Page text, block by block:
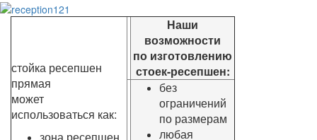
стойка ресепшен
прямая
может
использоваться как:
зона ресепшен
Наши
возможности
по изготовлению
стоек-ресепшен:
без
ограничений
по размерам
любая